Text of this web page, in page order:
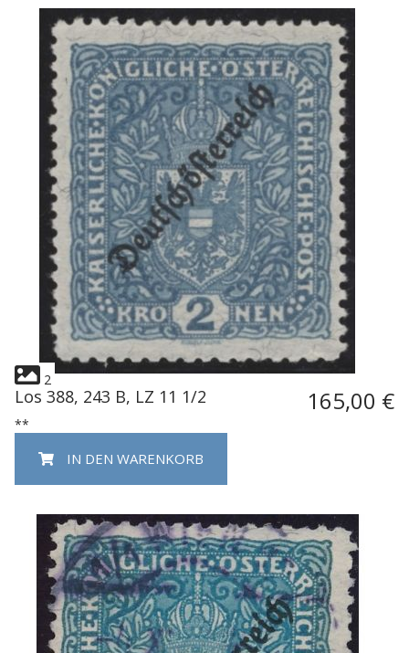
2
Los 388, 243 B, LZ 11 1/2 165,00 €
**
IN DEN WARENKORB